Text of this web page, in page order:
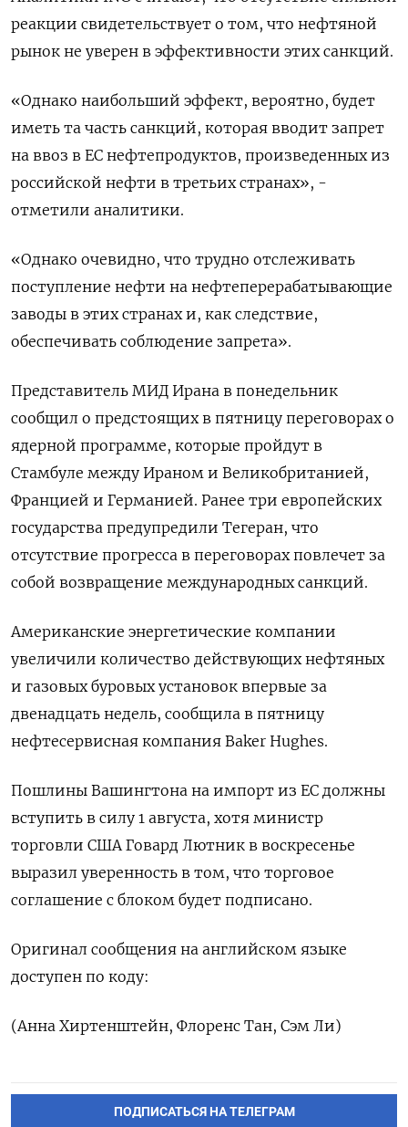
реакции свидетельствует о том, что нефтяной
рынок не уверен в эффективности этих санкций.
«Однако наибольший эффект, вероятно, будет
иметь та часть санкций, которая вводит запрет
на ввоз в ЕС нефтепродуктов, произведенных из
российской нефти в третьих странах», -
отметили аналитики.
«Однако очевидно, что трудно отслеживать
поступление нефти на нефтеперерабатывающие
заводы в этих странах и, как следствие,
обеспечивать соблюдение запрета».
Представитель МИД Ирана в понедельник
сообщил о предстоящих в пятницу переговорах о
ядерной программе, которые пройдут в
Стамбуле между Ираном и Великобританией,
Францией и Германией. Ранее три европейских
государства предупредили Тегеран, что
отсутствие прогресса в переговорах повлечет за
собой возвращение международных санкций.
Американские энергетические компании
увеличили количество действующих нефтяных
и газовых буровых установок впервые за
двенадцать недель, сообщила в пятницу
нефтесервисная компания Baker Hughes.
Пошлины Вашингтона на импорт из ЕС должны
вступить в силу 1 августа, хотя министр
торговли США Говард Лютник в воскресенье
выразил уверенность в том, что торговое
соглашение с блоком будет подписано.
Оригинал сообщения на английском языке
доступен по коду:
(Анна Хиртенштейн, Флоренс Тан, Сэм Ли)
ПОДПИСАТЬСЯ НА ТЕЛЕГРАМ